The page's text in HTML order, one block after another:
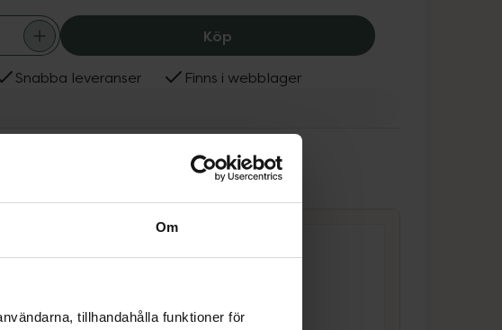
Om
tillhandahålla funktioner för
Köp Annemarie Börlind 2-Phasen
Snabba leveranser Finns i webblager
från Annemarie Börlind